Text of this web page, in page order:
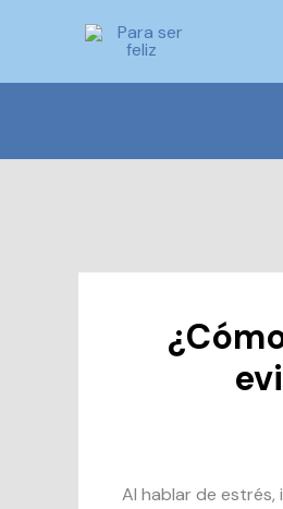
Al hablar de estrés,